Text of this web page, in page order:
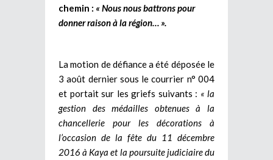
chemin : « Nous nous battrons pour
donner raison à la région… ».
La motion de défiance a été déposée le
3 août dernier sous le courrier n° 004
et portait sur les griefs suivants : « la
gestion des médailles obtenues à la
chancellerie pour les décorations à
l’occasion de la fête du 11 décembre
2016 à Kaya et la poursuite judiciaire du